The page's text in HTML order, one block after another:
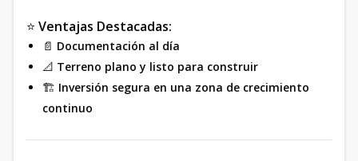
⭐ Ventajas Destacadas:
📄 Documentación al día
📐 Terreno plano y listo para construir
🏗️ Inversión segura en una zona de crecimiento
continuo